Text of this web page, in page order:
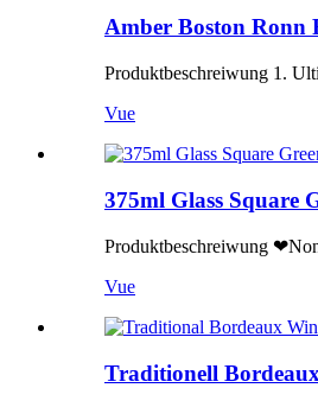
Amber Boston Ronn
Produktbeschreiwung 1.
Vue
375ml Glass Square
Produktbeschreiwung
Vue
Traditionell